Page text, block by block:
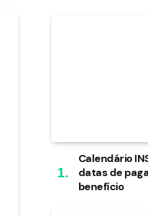
Calendário
datas de
benefício